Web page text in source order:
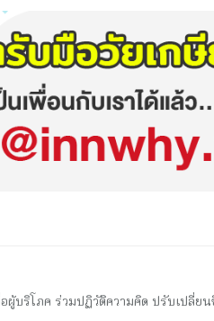
ผู้บริโภค ร่วมปฏิวัติความคิด ปรับเปลี่ย